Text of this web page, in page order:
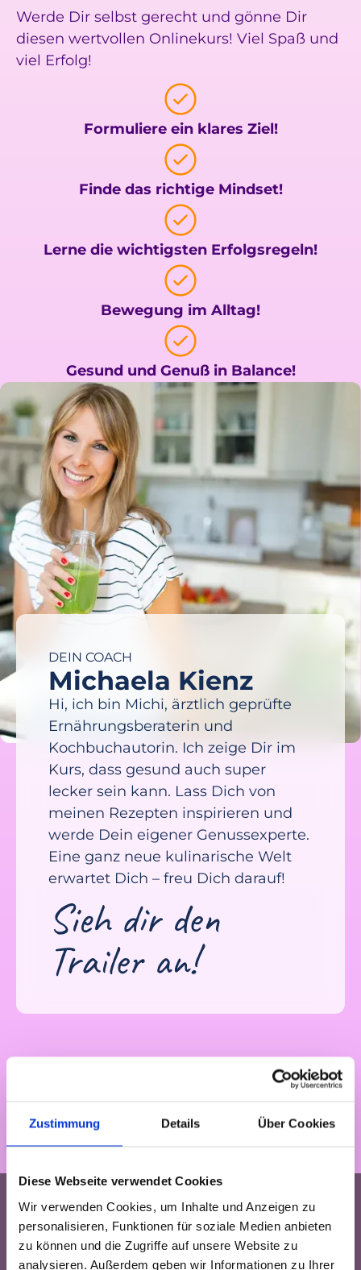
Zustimmung Details Über Cookies
Diese Webseite verwendet Cookies
Wir verwenden Cookies, um Inhalte und Anzeigen zu
personalisieren, Funktionen für soziale Medien anbieten
zu können und die Zugriffe auf unsere Website zu
analysieren. Außerdem geben wir Informationen zu Ihrer
Werde Dir selbst gerecht und gönne Dir
diesen wertvollen Onlinekurs! Viel Spaß und
viel Erfolg!
Formuliere ein klares Ziel!
Finde das richtige Mindset!
Lerne die wichtigsten Erfolgsregeln!
Bewegung im Alltag!
Gesund und Genuß in Balance!
DEIN COACH
Michaela Kienz
Hi, ich bin Michi, ärztlich geprüfte
Ernährungsberaterin und
Kochbuchautorin. Ich zeige Dir im
Kurs, dass gesund auch super
lecker sein kann. Lass Dich von
meinen Rezepten inspirieren und
werde Dein eigener Genussexperte.
Eine ganz neue kulinarische Welt
erwartet Dich – freu Dich darauf!
Sieh dir den
Trailer an!
Nix für Dich? Hier findest
Passendes.